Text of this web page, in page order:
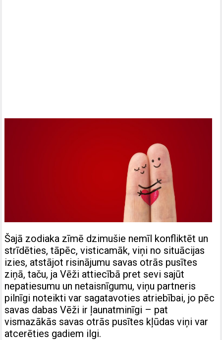
Šajā zodiaka zīmē dzimušie nemīl konfliktēt un
strīdēties, tāpēc, visticamāk, viņi no situācijas
izies, atstājot risinājumu savas otrās pusītes
ziņā, taču, ja Vēži attiecībā pret sevi sajūt
nepatiesumu un netaisnīgumu, viņu partneris
pilnīgi noteikti var sagatavoties atriebībai, jo pēc
savas dabas Vēži ir ļaunatminīgi – pat
vismazākās savas otrās pusītes kļūdas viņi var
atcerēties gadiem ilgi.